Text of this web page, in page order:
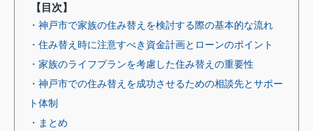
【目次】
・神戸市で家族の住み替えを検討する際の基本的な流れ
・住み替え時に注意すべき資金計画とローンのポイント
・家族のライフプランを考慮した住み替えの重要性
・神戸市での住み替えを成功させるための相談先とサポー
ト体制
・まとめ